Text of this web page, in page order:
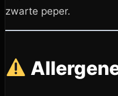
zwarte peper.